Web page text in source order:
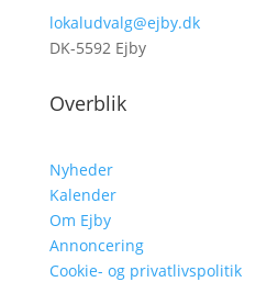
lokaludvalg@ejby.dk
DK-5592 Ejby
Overblik
Nyheder
Kalender
Om Ejby
Annoncering
Cookie- og privatlivspolitik